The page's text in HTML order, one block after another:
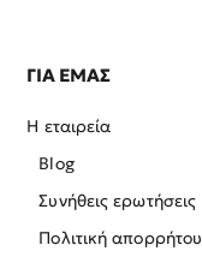
ΓΙΑ ΕΜΑΣ
Η εταιρεία
Blog
Συνήθεις ερωτήσεις
Πολιτική απορρήτου